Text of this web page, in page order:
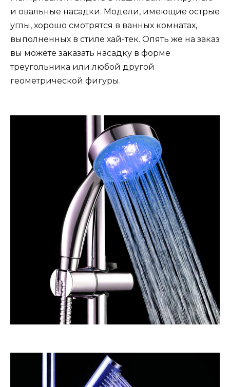
и овальные насадки. Модели, имеющие острые
углы, хорошо смотрятся в ванных комнатах,
выполненных в стиле хай-тек. Опять же на заказ
вы можете заказать насадку в форме
треугольника или любой другой
геометрической фигуры.